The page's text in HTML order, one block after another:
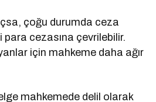
çoğu durumda ceza
cezasına çevrilebilir.
için mahkeme daha ağır
mahkemede delil olarak